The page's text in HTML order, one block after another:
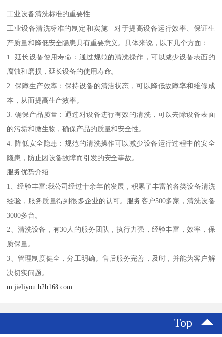
工业设备清洗标准的重要性
工业设备清洗标准的制定和实施，对于提高设备运行效率、保证生
产质量和降低安全隐患具有重要意义。具体来说，以下几个方面：
1. 延长设备使用寿命：通过规范的清洗操作，可以减少设备表面的
腐蚀和磨损，延长设备的使用寿命。
2. 保障生产效率：保持设备的清洁状态，可以降低故障率和维修成
本，从而提高生产效率。
3. 确保产品质量：通过对设备进行有效的清洗，可以去除设备表面
的污垢和微生物，确保产品的质量和安全性。
4. 降低安全隐患：规范的清洗操作可以减少设备运行过程中的安全
隐患，防止因设备故障而引发的安全事故。
服务优势介绍:
1、经验丰富:我公司经过十余年的发展，积累了丰富的各类设备清洗
经验，服务质量得到很多企业的认可。服务客户500多家，清洗设备
3000多台。
2、清洗设备，有30人的服务团队，执行力强，经验丰富，效率，保
质保量。
3、管理制度健全，分工明确。售后服务完善，及时，并能为客户解
决切实问题。
m.jieliyou.b2b168.com
Top